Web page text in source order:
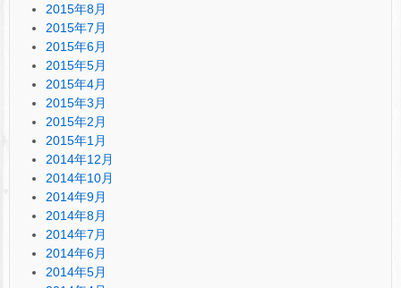
2015年8月
2015年7月
2015年6月
2015年5月
2015年4月
2015年3月
2015年2月
2015年1月
2014年12月
2014年10月
2014年9月
2014年8月
2014年7月
2014年6月
2014年5月